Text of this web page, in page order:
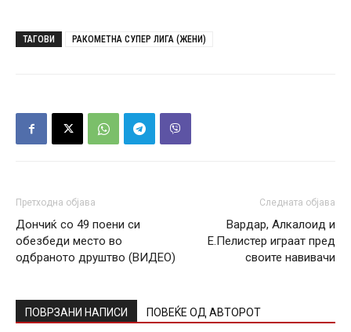
ТАГОВИ РАКОМЕТНА СУПЕР ЛИГА (ЖЕНИ)
Претходна објава
Дончиќ со 49 поени си
обезбеди место во
одбраното друштво (ВИДЕО)
Следната објава
Вардар, Алкалоид и
Е.Пелистер играат пред
своите навивачи
ПОВРЗАНИ НАПИСИ ПОВЕЌЕ ОД АВТОРОТ